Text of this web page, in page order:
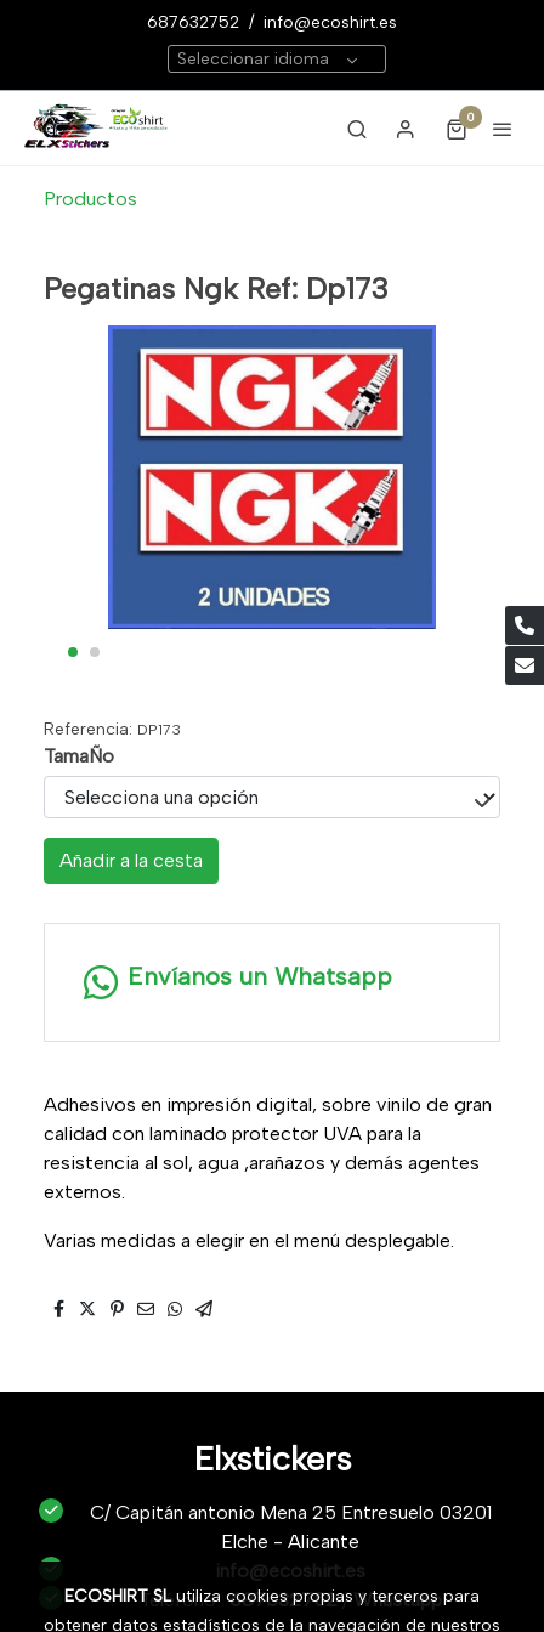
687632752 / info@ecoshirt.es
Seleccionar idioma
0
Productos
Pegatinas Ngk Ref: Dp173
Referencia: DP173
TamaÑo
Añadir a la cesta
Envíanos un Whatsapp
Adhesivos en impresión digital, sobre vinilo de gran
calidad con laminado protector UVA para la
resistencia al sol, agua ,arañazos y demás agentes
externos.
Varias medidas a elegir en el menú desplegable.
Elxstickers
C/ Capitán antonio Mena 25 Entresuelo 03201
Elche - Alicante
info@ecoshirt.es
Teléfono :687632752/Whastapp
ECOSHIRT SLutiliza cookies propias y terceros para
obtener datos estadísticos de la navegación de nuestros